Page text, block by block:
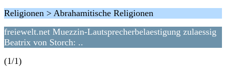
Religionen > Abrahamitische Religionen
freiewelt.net Muezzin-Lautsprecherbelaestigung zulaessig
Beatrix von Storch: ..
(1/1)